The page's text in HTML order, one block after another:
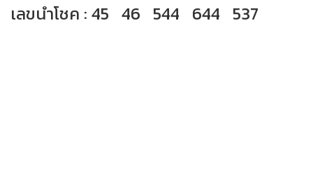
เลขนำโชค : 45 46 544 644 537